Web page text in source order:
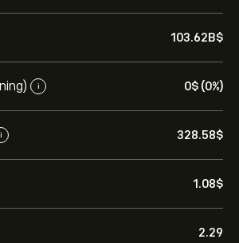
103.62B‎$‎
i 0‎$‎ (0%)
i 328.58‎$‎
1.08‎$‎
2.29